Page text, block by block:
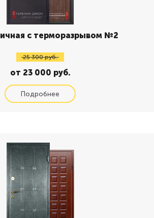
с терморазрывом №2
25 300 руб.
от 23 000 руб.